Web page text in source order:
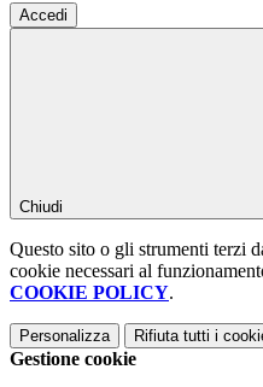
Accedi
Chiudi
Questo sito o gli strumenti terzi
cookie necessari al
COOKIE POLICY.
Personalizza Rifiuta tutti i
Gestione cookie